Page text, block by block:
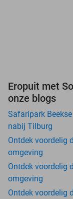
Eropuit met
onze blogs
Safaripark
nabij Tilburg
Ontdek voordelig
omgeving
Ontdek voordelig
omgeving
Ontdek voordelig